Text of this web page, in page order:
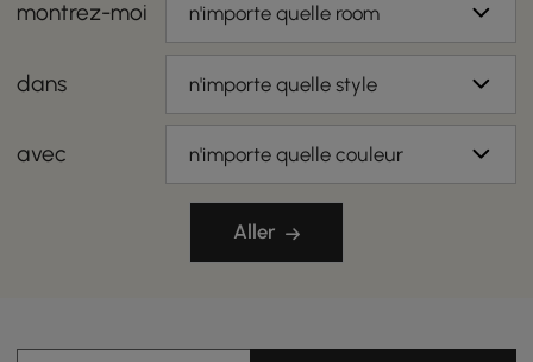
montrez-moi n'importe quelle room
dans n'importe quelle style
avec n'importe quelle couleur
Aller